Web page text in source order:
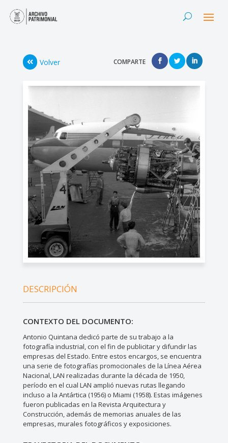
Volver COMPARTE
DESCRIPCIÓN
CONTEXTO DEL DOCUMENTO:
Antonio Quintana dedicó parte de su trabajo a la
fotografía industrial, con el fin de publicitar y difundir las
empresas del Estado. Entre estos encargos, se encuentra
una serie de fotografías promocionales de la Línea Aérea
Nacional, LAN realizadas durante la década de 1950,
período en el cual LAN amplió nuevas rutas llegando
incluso a la Antártica (1956) o Miami (1958). Estas imágenes
fueron publicadas en la Revista Arquitectura y
Construcción, además de memorias anuales de las
empresas, murales fotográficos y exposiciones.